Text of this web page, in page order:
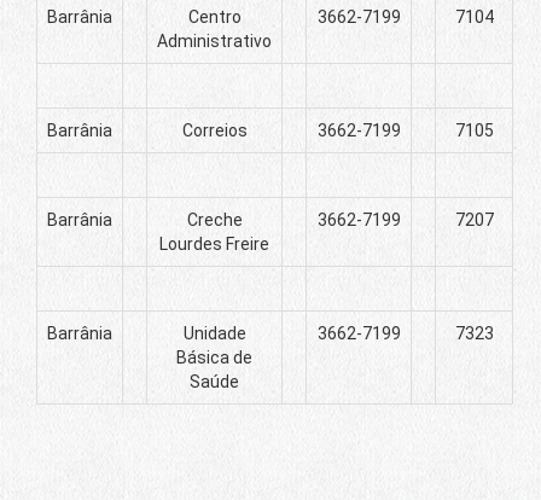
Barrânia
Centro
Administrativo
3662-7199 7104
Barrânia Correios 3662-7199 7105
Barrânia
Creche
Lourdes Freire
3662-7199 7207
Barrânia
Unidade
Básica de
Saúde
3662-7199 7323